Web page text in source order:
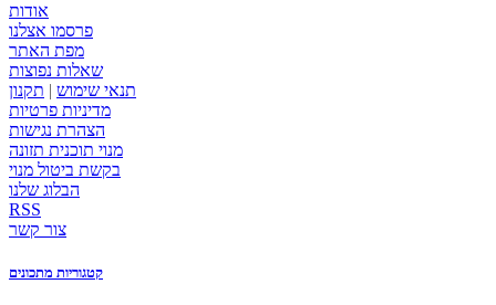
אודות
פרסמו אצלנו
מפת האתר
שאלות נפוצות
תנאי שימוש | תקנון
מדיניות פרטיות
הצהרת נגישות
מנוי תוכנית תזונה
בקשת ביטול מנוי
הבלוג שלנו
RSS
צור קשר
קטגוריות מתכונים